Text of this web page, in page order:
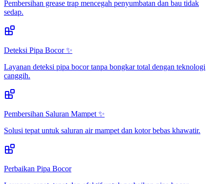
Pembersihan grease trap mencegah penyumbatan dan bau tidak
sedap.
Deteksi Pipa Bocor ✨
Layanan deteksi pipa bocor tanpa bongkar total dengan teknologi
canggih.
Pembersihan Saluran Mampet ✨
Solusi tepat untuk saluran air mampet dan kotor bebas khawatir.
Perbaikan Pipa Bocor